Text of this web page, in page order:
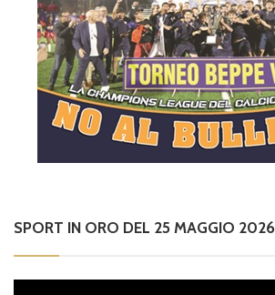
SPORT IN ORO DEL 25 MAGGIO 2026